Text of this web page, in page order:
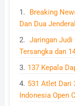
Breaking
Dan Dua
Jaringan Judi
Tersangka dan
137 Kepala
531 Atlet Dari
Indonesia Open